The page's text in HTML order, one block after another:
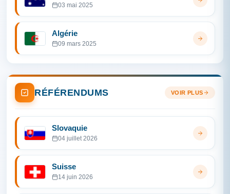
03 mai 2025
Algérie
09 mars 2025
RÉFÉRENDUMS VOIR PLUS
Slovaquie
04 juillet 2026
Suisse
14 juin 2026